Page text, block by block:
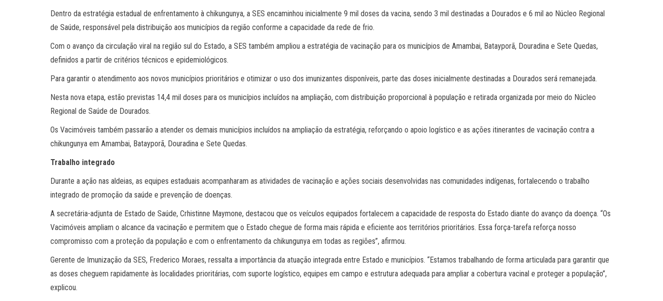
Dentro da estratégia estadual de enfrentamento à chikungunya, a SES encaminhou inicialmente 9 mil doses da vacina, sendo 3 mil destinadas a Dourados e 6 mil ao Núcleo Regional
de Saúde, responsável pela distribuição aos municípios da região conforme a capacidade da rede de frio.
Com o avanço da circulação viral na região sul do Estado, a SES também ampliou a estratégia de vacinação para os municípios de Amambai, Batayporã, Douradina e Sete Quedas,
definidos a partir de critérios técnicos e epidemiológicos.
Para garantir o atendimento aos novos municípios prioritários e otimizar o uso dos imunizantes disponíveis, parte das doses inicialmente destinadas a Dourados será remanejada.
Nesta nova etapa, estão previstas 14,4 mil doses para os municípios incluídos na ampliação, com distribuição proporcional à população e retirada organizada por meio do Núcleo
Regional de Saúde de Dourados.
Os Vacimóveis também passarão a atender os demais municípios incluídos na ampliação da estratégia, reforçando o apoio logístico e as ações itinerantes de vacinação contra a
chikungunya em Amambai, Batayporã, Douradina e Sete Quedas.
Trabalho integrado
Durante a ação nas aldeias, as equipes estaduais acompanharam as atividades de vacinação e ações sociais desenvolvidas nas comunidades indígenas, fortalecendo o trabalho
integrado de promoção da saúde e prevenção de doenças.
A secretária-adjunta de Estado de Saúde, Crhistinne Maymone, destacou que os veículos equipados fortalecem a capacidade de resposta do Estado diante do avanço da doença. “Os
Vacimóveis ampliam o alcance da vacinação e permitem que o Estado chegue de forma mais rápida e eficiente aos territórios prioritários. Essa força-tarefa reforça nosso
compromisso com a proteção da população e com o enfrentamento da chikungunya em todas as regiões”, afirmou.
Gerente de Imunização da SES, Frederico Moraes, ressalta a importância da atuação integrada entre Estado e municípios. “Estamos trabalhando de forma articulada para garantir que
as doses cheguem rapidamente às localidades prioritárias, com suporte logístico, equipes em campo e estrutura adequada para ampliar a cobertura vacinal e proteger a população”,
explicou.